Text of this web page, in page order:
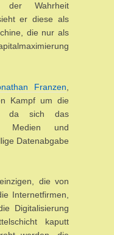
der Wahrheit
er diese als
die nur als
Franzen
Kampf um die
da sich das
Medien und
Datenabgabe
die von
Internetfirmen,
Digitalisierung
kaputt